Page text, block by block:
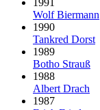
1991
Wolf Biermann
1990
Tankred Dorst
1989
Botho Strauß
1988
Albert Drach
1987